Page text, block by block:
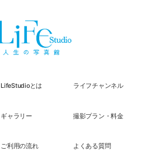
LifeStudioとは ライフチャンネル
ギャラリー 撮影プラン・料金
ご利用の流れ よくある質問